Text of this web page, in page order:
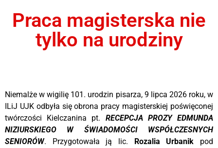
Praca magisterska nie
tylko na urodziny
Niemalże w wigilię 101. urodzin pisarza, 9 lipca 2026 roku, w
ILiJ UJK odbyła się obrona pracy magisterskiej poświęconej
twórczości Kielczanina pt. RECEPCJA PROZY EDMUNDA
NIZIURSKIEGO W ŚWIADOMOŚCI WSPÓŁCZESNYCH
SENIORÓW. Przygotowała ją lic. Rozalia Urbanik pod